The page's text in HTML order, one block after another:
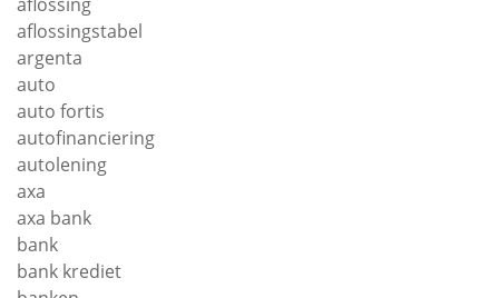
aflossingstabel
argenta
auto
auto fortis
autofinanciering
autolening
axa
axa bank
bank
bank krediet